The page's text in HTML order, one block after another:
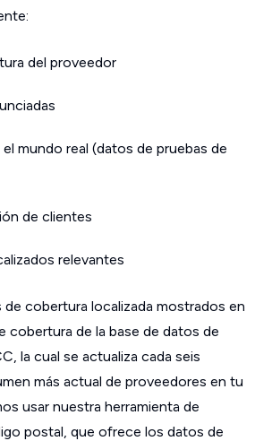
del proveedor
mundo real (datos de pruebas de
de clientes
relevantes
cobertura localizada mostrados en
cobertura de la base de datos de
la cual se actualiza cada seis
más actual de proveedores en tu
usar nuestra herramienta de
postal, que ofrece los datos de